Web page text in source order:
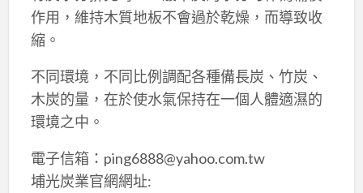
作用，維持木質地板不會過於乾燥，而導致收
縮。
不同環境，不同比例調配各種備長炭、竹炭、
木炭的量，在於使水氣保持在一個人體適濕的
環境之中。
電子信箱：ping6888@yahoo.com.tw
埔光炭業官網網址: